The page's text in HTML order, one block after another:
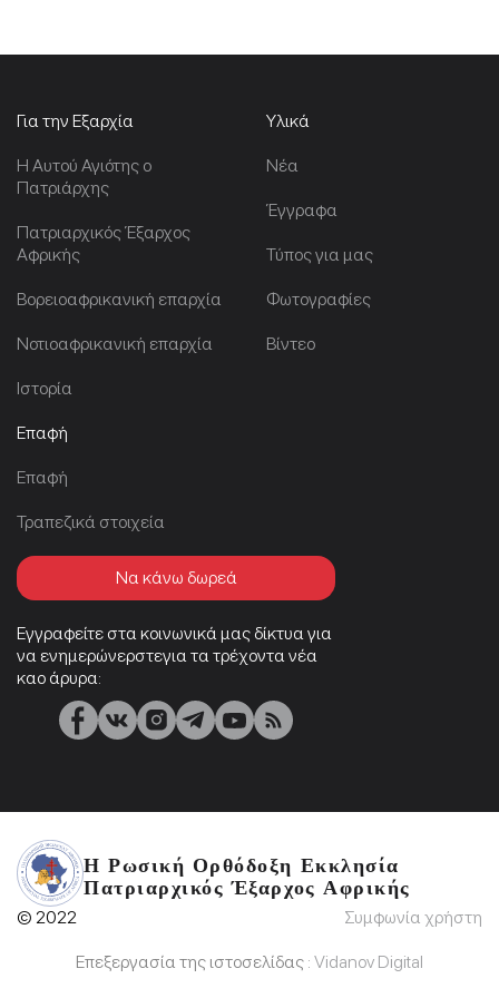
Για την Εξαρχία
Η Αυτού Αγιότης ο
Πατριάρχης
Πατριαρχικός Έξαρχος
Αφρικής
Βορειοαφρικανική επαρχία
Νοτιοαφρικανική επαρχία
Ιστορία
Υλικά
Νέα
Έγγραφα
Τύπος για μας
Φωτογραφίες
Βίντεο
Επαφή
Επαφή
Τραπεζικά στοιχεία
Να κάνω δωρεά
Εγγραφείτε στα κοινωνικά μας δίκτυα για
να ενημερώνερστεγια τα τρέχοντα νέα
καο άρυρα:
Η Ρωσική Ορθόδοξη Εκκλησία
Πατριαρχικός Έξαρχος Αφρικής
© 2022 Συμφωνία χρήστη
Επεξεργασία της ιστοσελίδας : Vidanov Digital